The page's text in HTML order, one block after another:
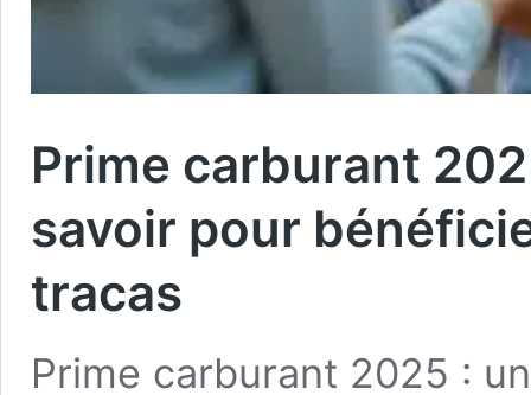
Prime carburant
savoir pour
tracas
Prime carburant 2025 :